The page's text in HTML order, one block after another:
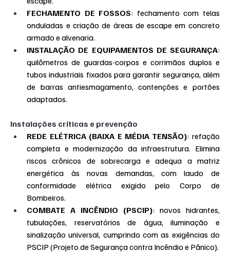
FECHAMENTO DE FOSSOS: fechamento com telas
onduladas e criação de áreas de escape em concreto
armado e alvenaria.
INSTALAÇÃO DE EQUIPAMENTOS DE SEGURANÇA:
quilômetros de guardas-corpos e corrimãos duplos e
tubos industriais fixados para garantir segurança, além
de barras antiesmagamento, contenções e portões
adaptados.
Instalações críticas e prevenção
REDE ELÉTRICA (BAIXA E MÉDIA TENSÃO): refação
completa e modernização da infraestrutura. Elimina
riscos crônicos de sobrecarga e adequa a matriz
energética às novas demandas, com laudo de
conformidade elétrica exigido pelo Corpo de
Bombeiros.
COMBATE A INCÊNDIO (PSCIP): novos hidrantes,
tubulações, reservatórios de água, iluminação e
sinalização universal, cumprindo com as exigências do
PSCIP (Projeto de Segurança contra Incêndio e Pânico).